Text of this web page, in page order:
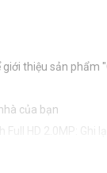
thiệu sản phẩm
của bạn
Full HD 2.0MP: Ghi